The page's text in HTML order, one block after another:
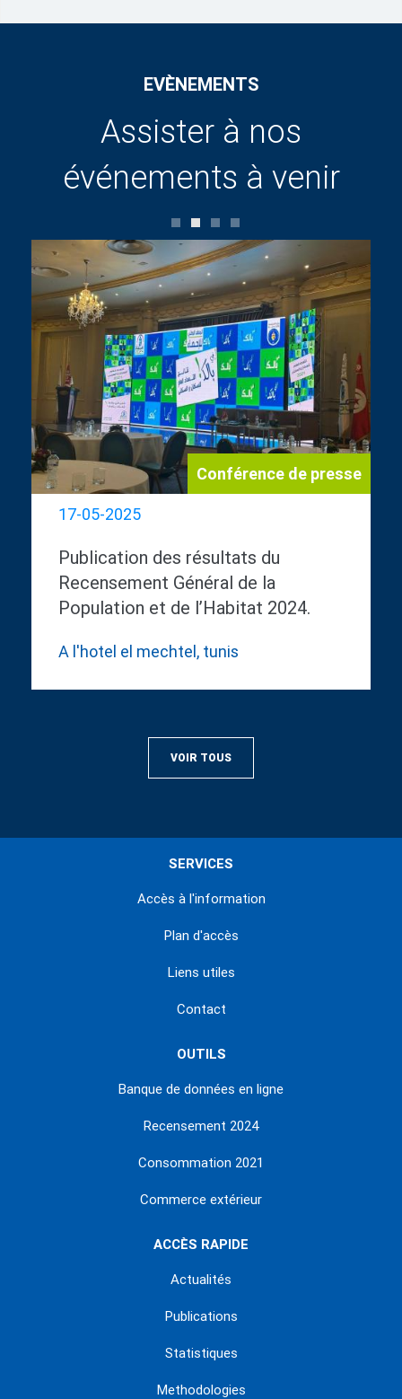
EVÈNEMENTS
Assister à nos
événements à venir
0 1 2 3
Conférence de presse
17-05-2025
Publication des résultats du
Recensement Général de la
Population et de l’Habitat 2024.
A l'hotel el mechtel, tunis
VOIR TOUS
SERVICES
Accès à l'information
Plan d'accès
Liens utiles
Contact
OUTILS
Banque de données en ligne
Recensement 2024
Consommation 2021
Commerce extérieur
ACCÈS RAPIDE
Actualités
Publications
Statistiques
Methodologies